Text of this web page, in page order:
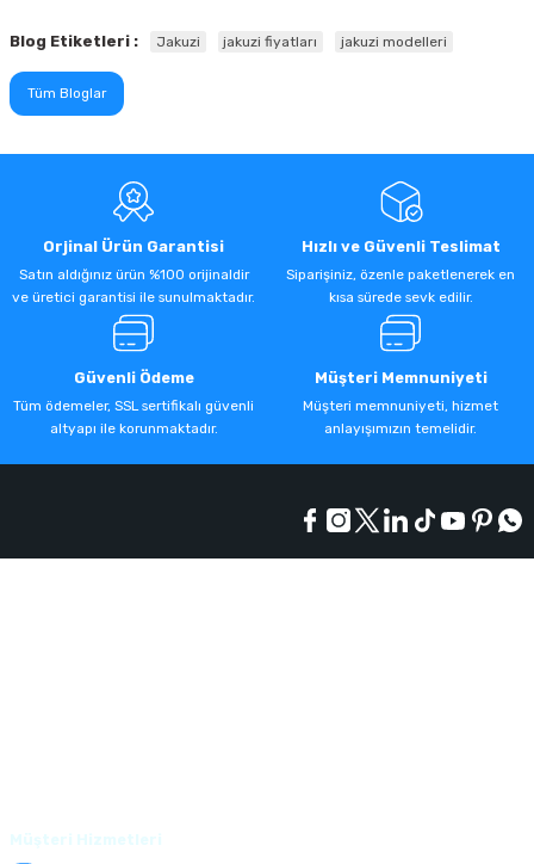
Blog Etiketleri : Jakuzi jakuzi fiyatları jakuzi modelleri
Tüm Bloglar
Orjinal Ürün Garantisi
Satın aldığınız ürün %100 orijinaldir
ve üretici garantisi ile sunulmaktadır.
Hızlı ve Güvenli Teslimat
Siparişiniz, özenle paketlenerek en
kısa sürede sevk edilir.
Güvenli Ödeme
Tüm ödemeler, SSL sertifikalı güvenli
altyapı ile korunmaktadır.
Müşteri Memnuniyeti
Müşteri memnuniyeti, hizmet
anlayışımızın temelidir.